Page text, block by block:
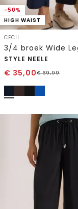
-50%
HIGH WAIST
CECIL
STYLE NEELE
€ 35,00€69,99